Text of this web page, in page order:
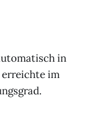
in
im